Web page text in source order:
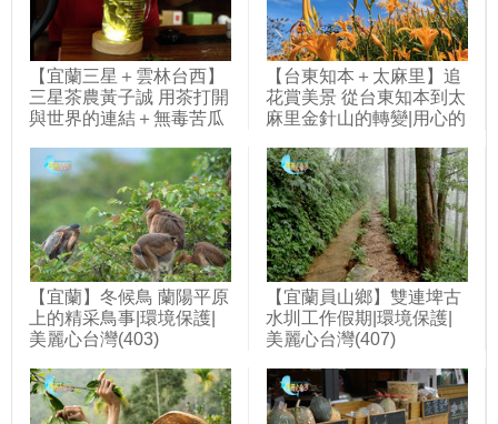
【宜蘭三星＋雲林台西】
三星茶農黃子誠 用茶打開
與世界的連結＋無毒苦瓜
量增三倍|用心的產業|美
麗心台灣(427)
【台東知本＋太麻里】追
花賞美景 從台東知本到太
麻里金針山的轉變|用心的
【宜蘭】冬候鳥 蘭陽平原
上的精采鳥事|環境保護|
美麗心台灣(403)
【宜蘭員山鄉】雙連埤古
水圳工作假期|環境保護|
美麗心台灣(407)